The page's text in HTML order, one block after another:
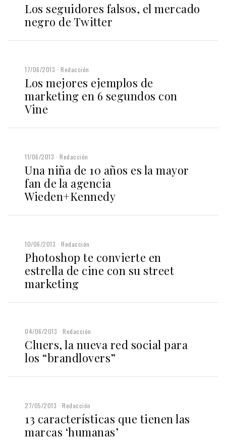
Los seguidores falsos, el mercado
negro de Twitter
17/06/2013 Redacción
Los mejores ejemplos de
marketing en 6 segundos con
Vine
11/06/2013 Redacción
Una niña de 10 años es la mayor
fan de la agencia
Wieden+Kennedy
10/06/2013 Redacción
Photoshop te convierte en
estrella de cine con su street
marketing
04/06/2013 Redacción
Cluers, la nueva red social para
los “brandlovers”
27/05/2013 Redacción
13 características que tienen las
marcas ‘humanas’